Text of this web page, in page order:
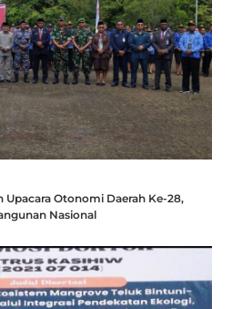
Otonomi Daerah Ke-28,
Nasional